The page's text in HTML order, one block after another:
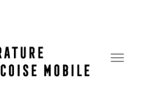
Toggle